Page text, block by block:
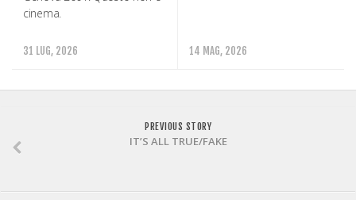
cinema.
31 LUG, 2026 14 MAG, 2026
PREVIOUS STORY
IT’S ALL TRUE/FAKE